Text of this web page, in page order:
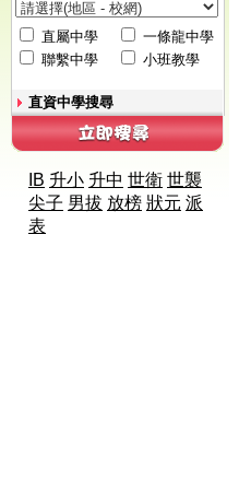
直屬中學
一條龍中學
聯繫中學
小班教學
直資中學搜尋
IB 升小 升中 世衛 世襲
尖子 男拔 放榜 狀元 派
表